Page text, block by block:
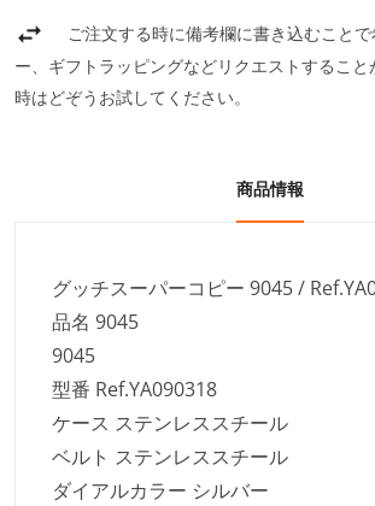
ご注文する時に備考欄に書き込むこと
ー、ギフトラッピングなどリクエストするこ
時はどぞうお試してください。
商品情報
グッチスーパーコピー 9045 /
品名 9045
9045
型番 Ref.YA090318
ケース ステンレススチール
ベルト ステンレススチール
ダイアルカラー シルバー